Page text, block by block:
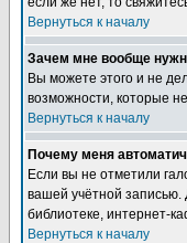
Вернуться к началу
Зачем мне вообще
Вы можете этого и не
возможности, которые
Вернуться к началу
Почему меня
Если вы не отметили
вашей учётной записью.
библиотеке, интернет-
Вернуться к началу